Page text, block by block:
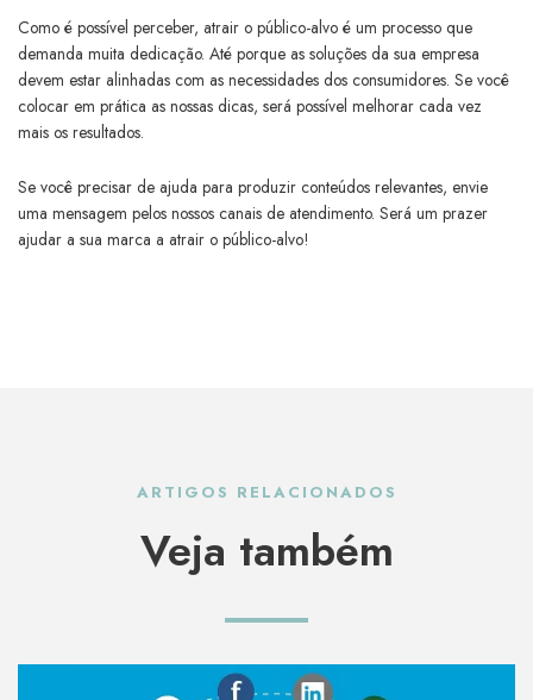
Como é possível perceber, atrair o público-alvo é um processo que
demanda muita dedicação. Até porque as soluções da sua empresa
devem estar alinhadas com as necessidades dos consumidores. Se você
colocar em prática as nossas dicas, será possível melhorar cada vez
mais os resultados.
Se você precisar de ajuda para produzir conteúdos relevantes, envie
uma mensagem pelos nossos canais de atendimento. Será um prazer
ajudar a sua marca a atrair o público-alvo!
ARTIGOS RELACIONADOS
Veja também